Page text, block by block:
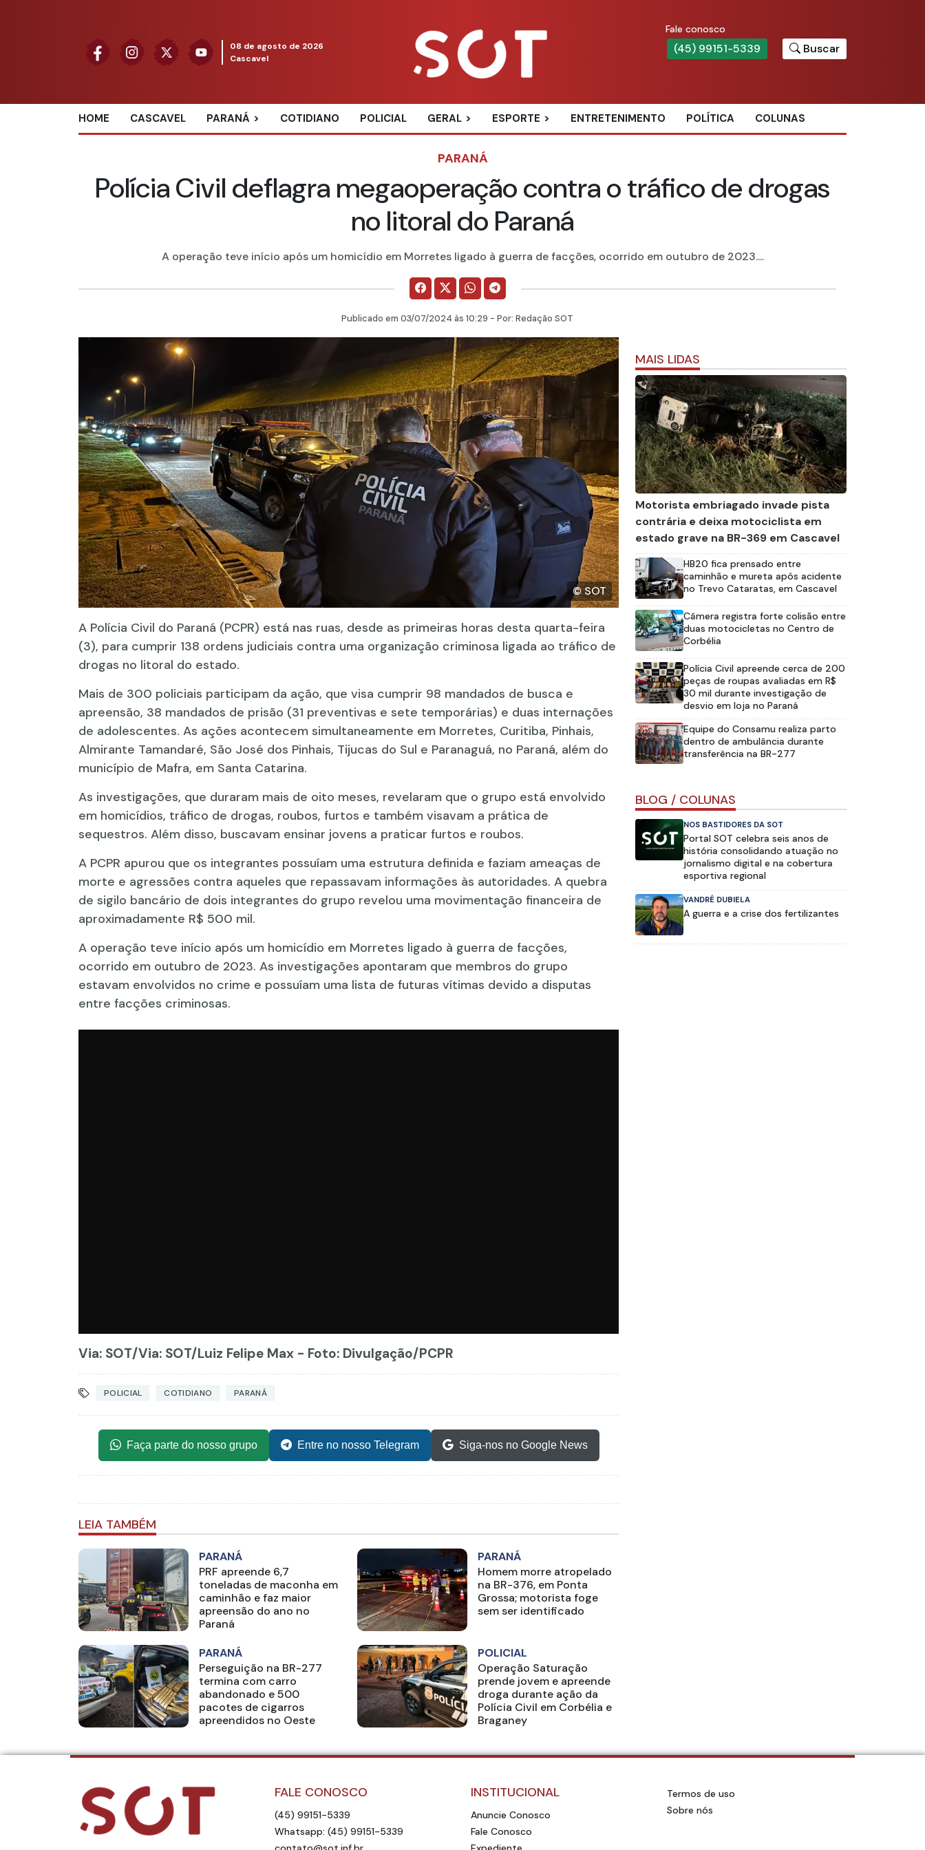
08 de agosto de 2026
Cascavel
Fale conosco
(45) 99151-5339 Buscar
HOME CASCAVEL PARANÁ COTIDIANO POLICIAL GERAL ESPORTE ENTRETENIMENTO POLÍTICA COLUNAS
PARANÁ
Polícia Civil deflagra megaoperação contra o tráfico de drogas
no litoral do Paraná
A operação teve início após um homicídio em Morretes ligado à guerra de facções, ocorrido em outubro de 2023....
Publicado em 03/07/2024 às 10:29 - Por: Redação SOT
© SOT
A Polícia Civil do Paraná (PCPR) está nas ruas, desde as primeiras horas desta quarta-feira
(3), para cumprir 138 ordens judiciais contra uma organização criminosa ligada ao tráfico de
drogas no litoral do estado.
Mais de 300 policiais participam da ação, que visa cumprir 98 mandados de busca e
apreensão, 38 mandados de prisão (31 preventivas e sete temporárias) e duas internações
de adolescentes. As ações acontecem simultaneamente em Morretes, Curitiba, Pinhais,
Almirante Tamandaré, São José dos Pinhais, Tijucas do Sul e Paranaguá, no Paraná, além do
município de Mafra, em Santa Catarina.
As investigações, que duraram mais de oito meses, revelaram que o grupo está envolvido
em homicídios, tráfico de drogas, roubos, furtos e também visavam a prática de
sequestros. Além disso, buscavam ensinar jovens a praticar furtos e roubos.
A PCPR apurou que os integrantes possuíam uma estrutura definida e faziam ameaças de
morte e agressões contra aqueles que repassavam informações às autoridades. A quebra
de sigilo bancário de dois integrantes do grupo revelou uma movimentação financeira de
aproximadamente R$ 500 mil.
A operação teve início após um homicídio em Morretes ligado à guerra de facções,
ocorrido em outubro de 2023. As investigações apontaram que membros do grupo
estavam envolvidos no crime e possuíam uma lista de futuras vítimas devido a disputas
entre facções criminosas.
Via: SOT/Via: SOT/Luiz Felipe Max - Foto: Divulgação/PCPR
POLICIAL COTIDIANO PARANÁ
Faça parte do nosso grupo Entre no nosso Telegram Siga-nos no Google News
LEIA TAMBÉM
PARANÁ
PRF apreende 6,7
toneladas de maconha em
caminhão e faz maior
apreensão do ano no
Paraná
PARANÁ
Homem morre atropelado
na BR-376, em Ponta
Grossa; motorista foge
sem ser identificado
PARANÁ
Perseguição na BR-277
termina com carro
abandonado e 500
pacotes de cigarros
apreendidos no Oeste
POLICIAL
Operação Saturação
prende jovem e apreende
droga durante ação da
Polícia Civil em Corbélia e
Braganey
MAIS LIDAS
Motorista embriagado invade pista
contrária e deixa motociclista em
estado grave na BR-369 em Cascavel
HB20 fica prensado entre
caminhão e mureta após acidente
no Trevo Cataratas, em Cascavel
Câmera registra forte colisão entre
duas motocicletas no Centro de
Corbélia
Polícia Civil apreende cerca de 200
peças de roupas avaliadas em R$
30 mil durante investigação de
desvio em loja no Paraná
Equipe do Consamu realiza parto
dentro de ambulância durante
transferência na BR-277
BLOG / COLUNAS
NOS BASTIDORES DA SOT
Portal SOT celebra seis anos de
história consolidando atuação no
jornalismo digital e na cobertura
esportiva regional
VANDRÉ DUBIELA
A guerra e a crise dos fertilizantes
FALE CONOSCO
(45) 99151-5339
Whatsapp: (45) 99151-5339
INSTITUCIONAL
Anuncie Conosco
Fale Conosco
Termos de uso
Sobre nós